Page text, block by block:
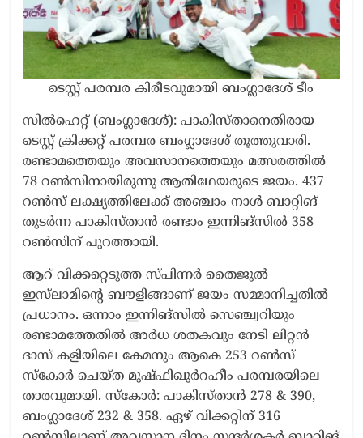
ടെസ്റ്റ് പരമ്പര കിരീടവുമായി ബംഗ്ലാദേശ് ടീം
സിൽഹെറ്റ് (ബംഗ്ലാദേശ്): പാകിസ്താനെതിരായ
ടെസ്റ്റ് ക്രിക്കറ്റ് പരമ്പര ബംഗ്ലാദേശ് തൂത്തുവാരി.
രണ്ടാമത്തെയും അവസാനത്തെയും മത്സരത്തിൽ
78 റൺസിനായിരുന്നു ആതിഥേയരുടെ ജയം. 437
റൺസ് ലക്ഷ്യത്തിലേക്ക് അഞ്ചാം നാൾ ബാറ്റിങ്
തുടർന്ന പാകിസ്താൻ രണ്ടാം ഇന്നിങ്സിൽ 358
റൺസിന് പുറത്തായി.
ആറ് വിക്കറ്റെടുത്ത സ്പിന്നർ തൈജുൽ
ഇസ്‌ലാമിന്റെ ബൗളിങ്ങാണ് ജയം സമ്മാനിച്ചതിൽ
പ്രധാനം. ഒന്നാം ഇന്നിങ്സിൽ സെഞ്ച്വറിയും
രണ്ടാമത്തേതിൽ അർധ ശതകവും നേടി ലിറ്റൻ
ദാസ് കളിയിലെ കേമനും ആകെ 253 റൺസ്
സ്കോർ ചെയ്ത മുഷ്ഫിഖുർറഹീം പരമ്പരയിലെ
താരവുമായി. സ്കോർ: പാകിസ്താൻ 278 & 390,
ബംഗ്ലാദേശ് 232 & 358. ഏഴ് വിക്കറ്റിന് 316